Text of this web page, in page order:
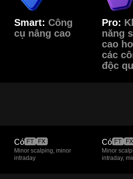
Smart: Công
cụ nâng cao
Pro:
năng
cao
các
độc
Có
Minor scalping, minor
intraday
Có
Minor
intraday,